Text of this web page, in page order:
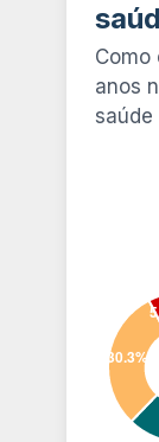
Como
anos
saúde